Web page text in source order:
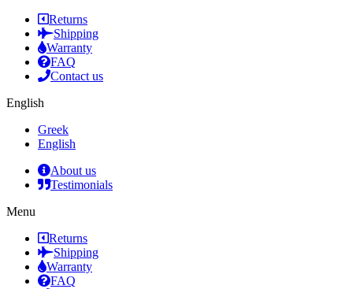
Returns
Shipping
Warranty
FAQ
Contact us
English
Greek
English
About us
Testimonials
Menu
Returns
Shipping
Warranty
FAQ